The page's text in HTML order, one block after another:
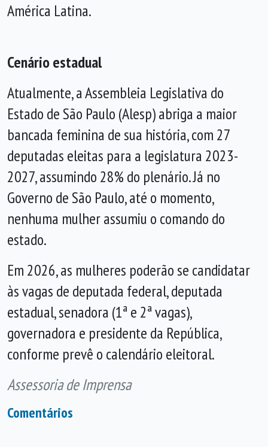
América Latina.
Cenário estadual
Atualmente, a Assembleia Legislativa do
Estado de São Paulo (Alesp) abriga a maior
bancada feminina de sua história, com 27
deputadas eleitas para a legislatura 2023-
2027, assumindo 28% do plenário. Já no
Governo de São Paulo, até o momento,
nenhuma mulher assumiu o comando do
estado.
Em 2026, as mulheres poderão se candidatar
às vagas de deputada federal, deputada
estadual, senadora (1ª e 2ª vagas),
governadora e presidente da República,
conforme prevê o calendário eleitoral.
Assessoria de Imprensa
Comentários